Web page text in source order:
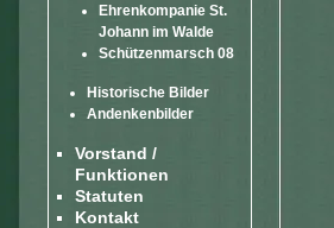
Ehrenkompanie St.
Johann im Walde
Schützenmarsch 08
Historische Bilder
Andenkenbilder
Vorstand /
Funktionen
Statuten
Kontakt